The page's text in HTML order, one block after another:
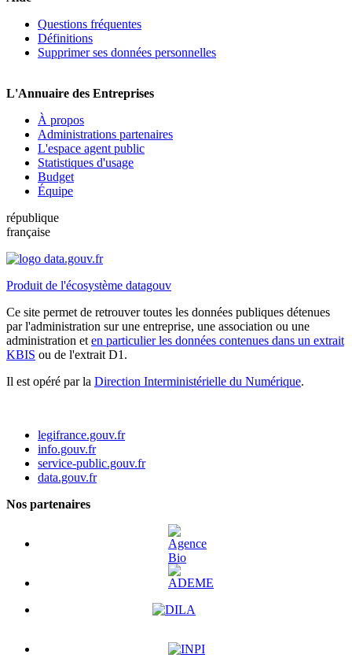
Questions fréquentes
Définitions
Supprimer ses données personnelles
L'Annuaire des Entreprises
À propos
Administrations partenaires
L'espace agent public
Statistiques d'usage
Budget
Équipe
république
française
Produit de l'écosystème datagouv
Ce site permet de retrouver toutes les données publiques détenues
par l'administration sur une entreprise, une association ou une
administration et en particulier les données contenues dans un extrait
KBIS ou de l'extrait D1.
Il est opéré par la Direction Interministérielle du Numérique.
legifrance.gouv.fr
info.gouv.fr
service-public.gouv.fr
data.gouv.fr
Nos partenaires